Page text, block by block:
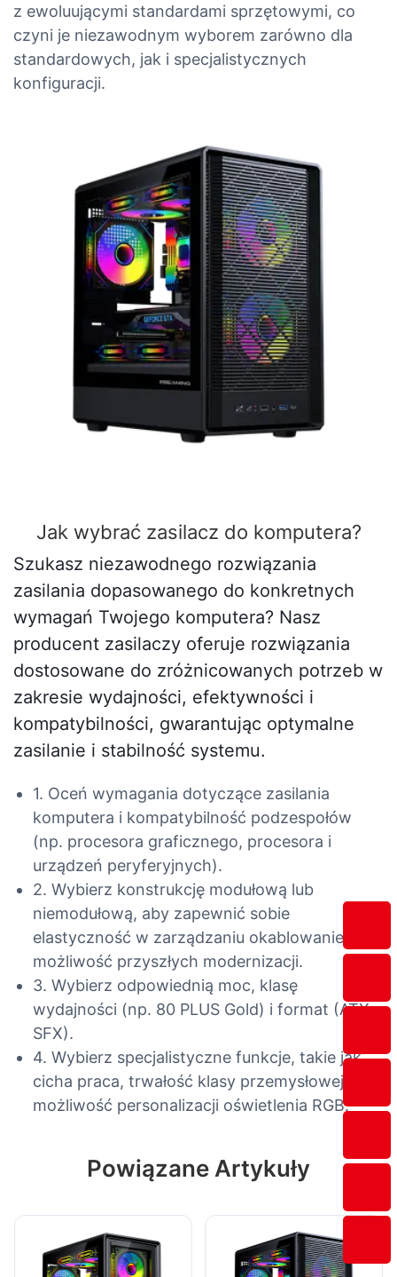
z ewoluującymi standardami sprzętowymi, co
czyni je niezawodnym wyborem zarówno dla
standardowych, jak i specjalistycznych
konfiguracji.
Jak wybrać zasilacz do komputera?
Szukasz niezawodnego rozwiązania
zasilania dopasowanego do konkretnych
wymagań Twojego komputera? Nasz
producent zasilaczy oferuje rozwiązania
dostosowane do zróżnicowanych potrzeb w
zakresie wydajności, efektywności i
kompatybilności, gwarantując optymalne
zasilanie i stabilność systemu.
1. Oceń wymagania dotyczące zasilania
komputera i kompatybilność podzespołów
(np. procesora graficznego, procesora i
urządzeń peryferyjnych).
2. Wybierz konstrukcję modułową lub
niemodułową, aby zapewnić sobie
elastyczność w zarządzaniu okablowaniem i
możliwość przyszłych modernizacji.
3. Wybierz odpowiednią moc, klasę
wydajności (np. 80 PLUS Gold) i format (ATX,
SFX).
4. Wybierz specjalistyczne funkcje, takie jak
cicha praca, trwałość klasy przemysłowej lub
możliwość personalizacji oświetlenia RGB.
Powiązane Artykuły